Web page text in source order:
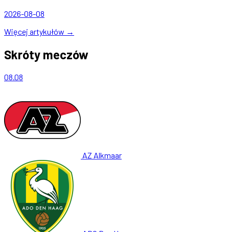
2026-08-08
Więcej artykułów →
Skróty meczów
08.08
AZ Alkmaar